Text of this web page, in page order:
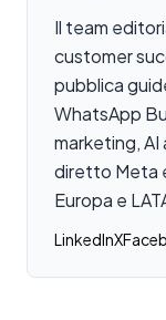
Il team
customer
pubblica
WhatsApp
marketing,
diretto Meta
Europa e
LinkedInX